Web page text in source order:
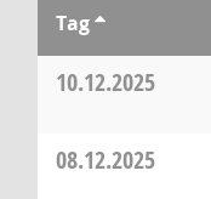
Tag
10.12.2025
08.12.2025